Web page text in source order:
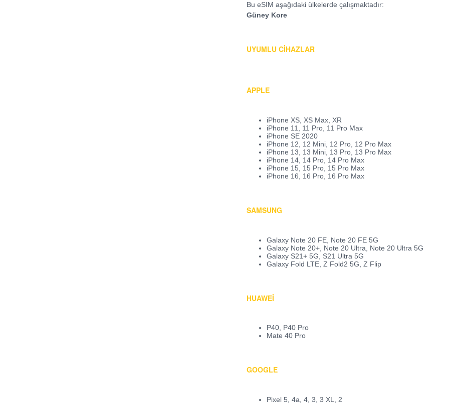
Bu eSIM aşağıdaki ülkelerde çalışmaktadır:
Güney Kore
UYUMLU CIHAZLAR
APPLE
iPhone XS, XS Max, XR
iPhone 11, 11 Pro, 11 Pro Max
iPhone SE 2020
iPhone 12, 12 Mini, 12 Pro, 12 Pro Max
iPhone 13, 13 Mini, 13 Pro, 13 Pro Max
iPhone 14, 14 Pro, 14 Pro Max
iPhone 15, 15 Pro, 15 Pro Max
iPhone 16, 16 Pro, 16 Pro Max
SAMSUNG
Galaxy Note 20 FE, Note 20 FE 5G
Galaxy Note 20+, Note 20 Ultra, Note 20 Ultra 5G
Galaxy S21+ 5G, S21 Ultra 5G
Galaxy Fold LTE, Z Fold2 5G, Z Flip
HUAWEI
P40, P40 Pro
Mate 40 Pro
GOOGLE
Pixel 5, 4a, 4, 3, 3 XL, 2